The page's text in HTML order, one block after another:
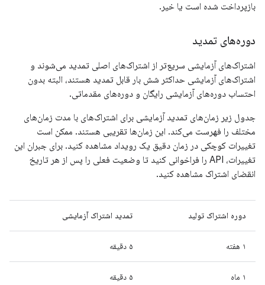
بازپرداخت شده است یا خیر.
دوره‌های تمدید
اشتراک‌های آزمایشی سریع‌تر از اشتراک‌های اصلی تمدید می‌شوند و
اشتراک‌های آزمایشی حداکثر شش بار قابل تمدید هستند، البته بدون
احتساب دوره‌های آزمایشی رایگان و دوره‌های مقدماتی.
جدول زیر زمان‌های تمدید آزمایشی برای اشتراک‌های با مدت زمان‌های
مختلف را فهرست می‌کند. این زمان‌ها تقریبی هستند. ممکن است
تغییرات کوچکی در زمان دقیق یک رویداد مشاهده کنید. برای جبران این
تغییرات، API را فراخوانی کنید تا وضعیت فعلی را پس از هر تاریخ
انقضای اشتراک مشاهده کنید.
دوره اشتراک تولید تمدید اشتراک آزمایشی
۱ هفته ۵ دقیقه
۱ ماه ۵ دقیقه